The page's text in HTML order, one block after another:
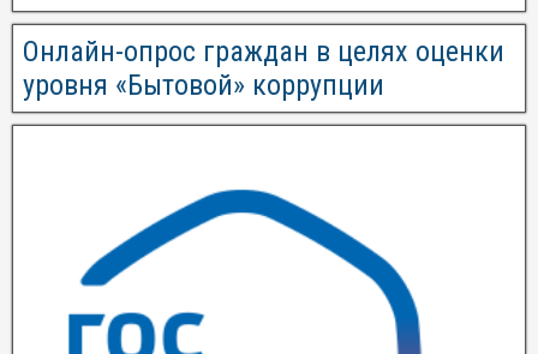
Онлайн-опрос граждан в целях оценки
уровня «Бытовой» коррупции